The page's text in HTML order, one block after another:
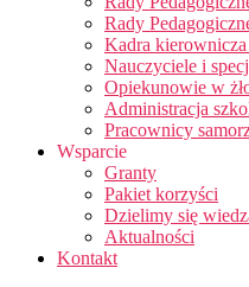
Rady
Kadra
Nauczyciele i
Opiekunowie w
Administracja
Pracownicy
Wsparcie
Granty
Pakiet korzyści
Dzielimy się
Aktualności
Kontakt